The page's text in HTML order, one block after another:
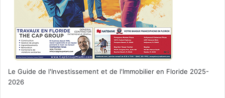
Le Guide de l'Investissement et de l'Immobilier en Floride 2025-
2026